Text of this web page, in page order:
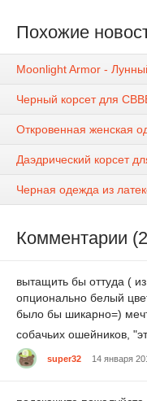
Похожие
Moonlight Armor -
Черный корсет для
Откровенная женская
Даэдрический корсет
Черная одежда из
Комментарии
вытащить бы оттуда (
опционально белый
было бы шикарно=)
собачьих ошейников,
super32 14 января